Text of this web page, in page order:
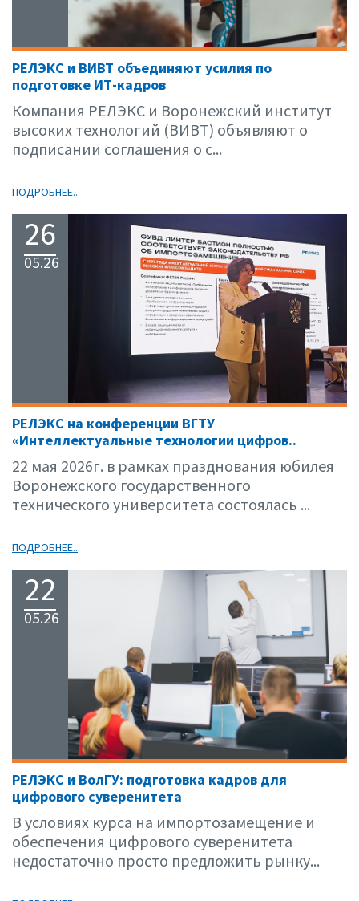
РЕЛЭКС и ВИВТ объединяют усилия по
подготовке ИТ-кадров
Компания РЕЛЭКС и Воронежский институт
высоких технологий (ВИВТ) объявляют о
подписании соглашения о с...
ПОДРОБНЕЕ..
26
05.26
РЕЛЭКС на конференции ВГТУ
«Интеллектуальные технологии цифров..
22 мая 2026г. в рамках празднования юбилея
Воронежского государственного
технического университета состоялась ...
ПОДРОБНЕЕ..
22
05.26
РЕЛЭКС и ВолГУ: подготовка кадров для
цифрового суверенитета
В условиях курса на импортозамещение и
обеспечения цифрового суверенитета
недостаточно просто предложить рынку...